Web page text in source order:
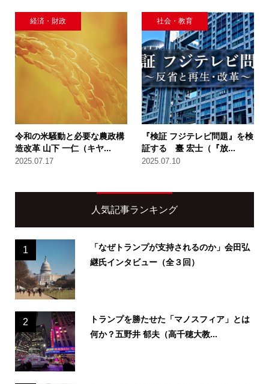
経済・財政
令和の米騒動と必要な農政構
造改革 山下 一仁（キヤ...
2025.07.17
社会・教育
『検証 フジテレビ問題』を検
証する 臺 宏士（『放...
2025.07.10
人気記事ランキング
1
「なぜトランプが支持されるのか」会田弘
継氏インタビュー（全３回）
2
トランプを勝たせた「マノスフィア」とは
何か？五野井 郁夫（高千穂大教...